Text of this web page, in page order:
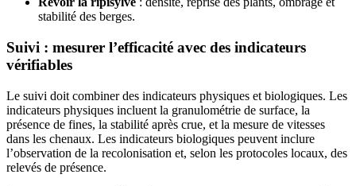
stabilité des berges.
Suivi : mesurer l’efficacité avec des indicateurs
vérifiables
Le suivi doit combiner des indicateurs physiques et biologiques. Les
indicateurs physiques incluent la granulométrie de surface, la
présence de fines, la stabilité après crue, et la mesure de vitesses
dans les chenaux. Les indicateurs biologiques peuvent inclure
l’observation de la recolonisation et, selon les protocoles locaux, des
relevés de présence.